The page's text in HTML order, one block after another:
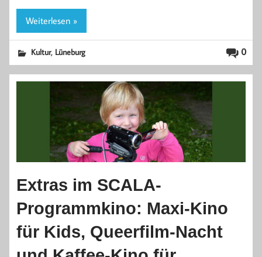
Weiterlesen »
0
Kultur, Lüneburg
Extras im SCALA-
Programmkino: Maxi-Kino
für Kids, Queerfilm-Nacht